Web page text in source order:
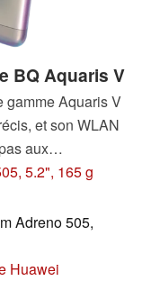
BQ Aquaris V
gamme Aquaris V
et son WLAN
aux
Est-ce
5.2", 165 g
Adreno 505,
Huawei